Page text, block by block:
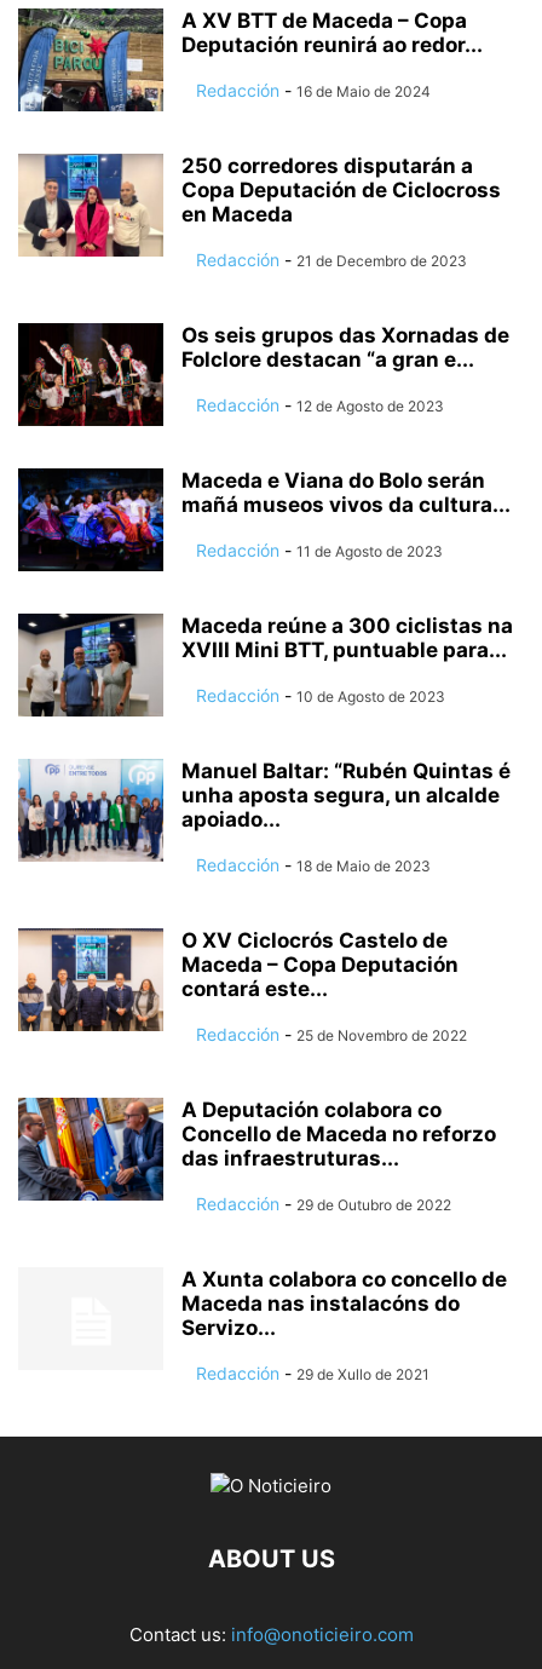
A XV BTT de Maceda – Copa
Deputación reunirá ao redor...
Redacción - 16 de Maio de 2024
250 corredores disputarán a
Copa Deputación de Ciclocross
en Maceda
Redacción - 21 de Decembro de 2023
Os seis grupos das Xornadas de
Folclore destacan “a gran e...
Redacción - 12 de Agosto de 2023
Maceda e Viana do Bolo serán
mañá museos vivos da cultura...
Redacción - 11 de Agosto de 2023
Maceda reúne a 300 ciclistas na
XVIII Mini BTT, puntuable para...
Redacción - 10 de Agosto de 2023
Manuel Baltar: “Rubén Quintas é
unha aposta segura, un alcalde
apoiado...
Redacción - 18 de Maio de 2023
O XV Ciclocrós Castelo de
Maceda – Copa Deputación
contará este...
Redacción - 25 de Novembro de 2022
A Deputación colabora co
Concello de Maceda no reforzo
das infraestruturas...
Redacción - 29 de Outubro de 2022
A Xunta colabora co concello de
Maceda nas instalacóns do
Servizo...
Redacción - 29 de Xullo de 2021
ABOUT US
Contact us: info@onoticieiro.com